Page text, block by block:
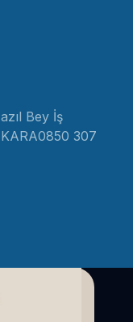
Bey İş
0850 307